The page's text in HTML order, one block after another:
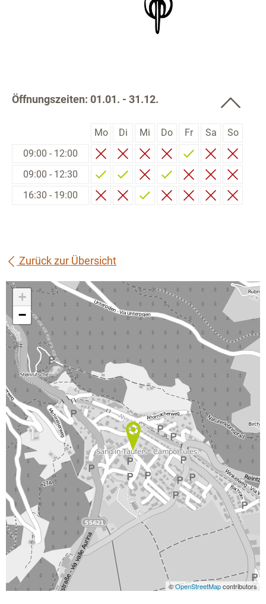
Öffnungszeiten: 01.01. - 31.12.
Mo Di Mi Do Fr Sa
So
09:00 - 12:00
09:00 - 12:30
16:30 - 19:00
Zurück zur Übersicht
+
−
©OpenStreetMapcontributors